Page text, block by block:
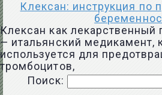
Клексан: инструкция по
Клексан как лекарственный
— итальянский медикамент,
используется для
тромбоцитов,
Поиск: